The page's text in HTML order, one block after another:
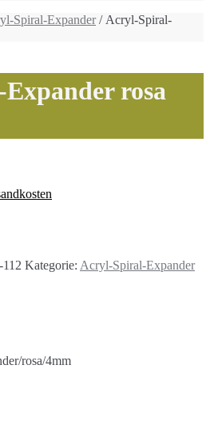
Spiral-Expander/ Acryl-Spiral-
rosa
Kategorie: Acryl-Spiral-Expander
rosa/4mm